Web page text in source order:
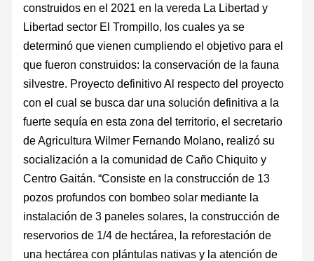
construidos en el 2021 en la vereda La Libertad y
Libertad sector El Trompillo, los cuales ya se
determinó que vienen cumpliendo el objetivo para el
que fueron construidos: la conservación de la fauna
silvestre. Proyecto definitivo Al respecto del proyecto
con el cual se busca dar una solución definitiva a la
fuerte sequía en esta zona del territorio, el secretario
de Agricultura Wilmer Fernando Molano, realizó su
socialización a la comunidad de Caño Chiquito y
Centro Gaitán. “Consiste en la construcción de 13
pozos profundos con bombeo solar mediante la
instalación de 3 paneles solares, la construcción de
reservorios de 1/4 de hectárea, la reforestación de
una hectárea con plántulas nativas y la atención de